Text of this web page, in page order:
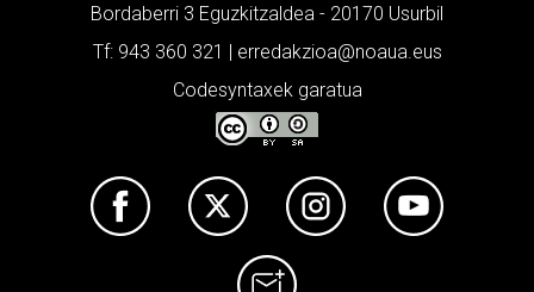
Bordaberri 3 Eguzkitzaldea - 20170 Usurbil
Tf: 943 360 321 | erredakzioa@noaua.eus
Codesyntaxek garatua